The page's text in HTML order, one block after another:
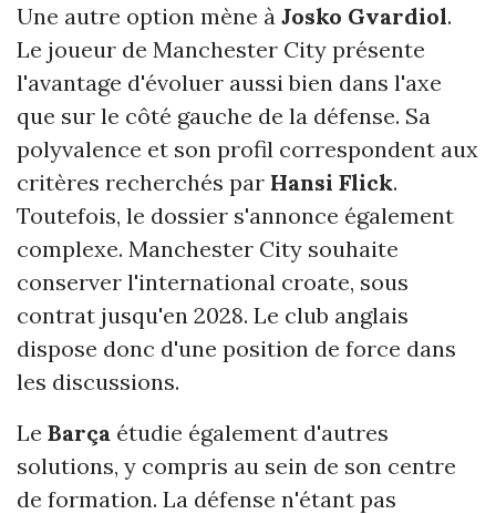
Une autre option mène à Josko Gvardiol.
Le joueur de Manchester City présente
l'avantage d'évoluer aussi bien dans l'axe
que sur le côté gauche de la défense. Sa
polyvalence et son profil correspondent aux
critères recherchés par Hansi Flick.
Toutefois, le dossier s'annonce également
complexe. Manchester City souhaite
conserver l'international croate, sous
contrat jusqu'en 2028. Le club anglais
dispose donc d'une position de force dans
les discussions.
Le Barça étudie également d'autres
solutions, y compris au sein de son centre
de formation. La défense n'étant pas